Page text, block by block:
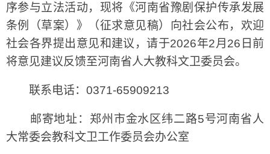
序参与立法活动，现将《河南省豫剧保护传承发展
条例（草案）》（征求意见稿）向社会公布，欢迎
社会各界提出意见和建议，请于2026年2月26日前
将意见建议反馈至河南省人大教科文卫委员会。
联系电话：0371-65909213
邮寄地址：郑州市金水区纬二路5号河南省人
大常委会教科文卫工作委员会办公室